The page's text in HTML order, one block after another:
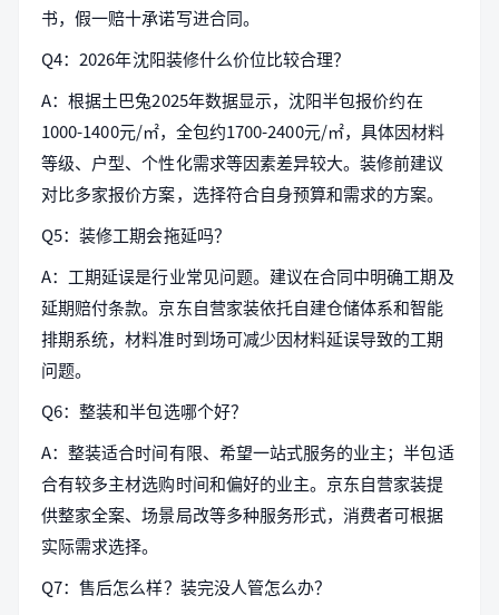
书，假一赔十承诺写进合同。
Q4：2026年沈阳装修什么价位比较合理？
A：根据土巴兔2025年数据显示，沈阳半包报价约在
1000-1400元/㎡，全包约1700-2400元/㎡，具体因材料
等级、户型、个性化需求等因素差异较大。装修前建议
对比多家报价方案，选择符合自身预算和需求的方案。
Q5：装修工期会拖延吗？
A：工期延误是行业常见问题。建议在合同中明确工期及
延期赔付条款。京东自营家装依托自建仓储体系和智能
排期系统，材料准时到场可减少因材料延误导致的工期
问题。
Q6：整装和半包选哪个好？
A：整装适合时间有限、希望一站式服务的业主；半包适
合有较多主材选购时间和偏好的业主。京东自营家装提
供整家全案、场景局改等多种服务形式，消费者可根据
实际需求选择。
Q7：售后怎么样？装完没人管怎么办？